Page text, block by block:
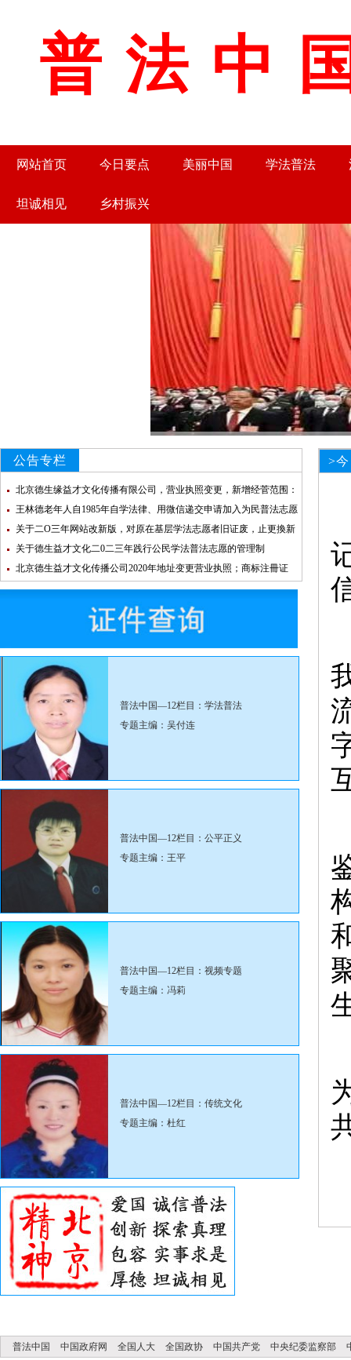
普法中
网站首页 今日要点 美丽中国 学法普法
坦诚相见 乡村振兴
公告专栏
北京德生缘益才文化传播有限公司，营业执照变更，新增经菅范围：
王林德老年人自1985年自学法律、用微信递交申请加入为民普法志愿
关于二O三年网站改新版，对原在基层学法志愿者旧证废，止更換新
关于德生益才文化二0二三年践行公民学法普法志愿的管理制
北京德生益才文化传播公司2020年地址变更营业执照；商标注冊证
（国际分类45；35；3）德生益才文化登记信息；
普法中国—12栏目：学法普法
专题主编：吴付连
普法中国—12栏目：公平正义
专题主编：王平
普法中国—12栏目：视频专题
专题主编：冯莉
普法中国—12栏目：传统文化
专题主编：杜红
>
普法中国 中国政府网 全国人大 全国政协 中国共产党 中央纪委监察部